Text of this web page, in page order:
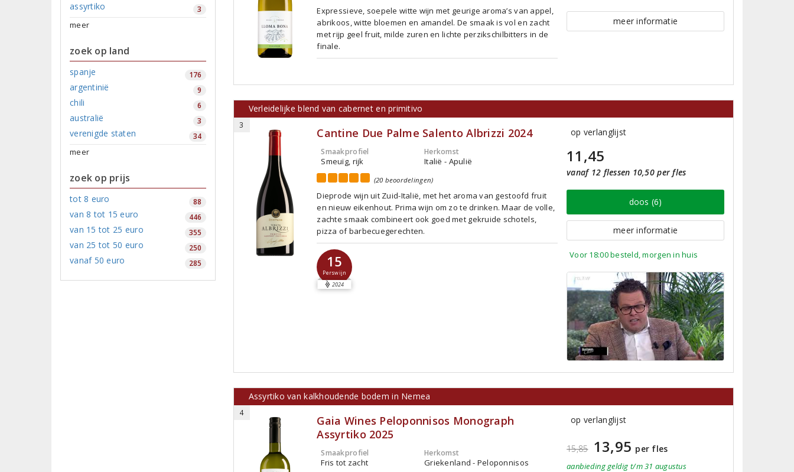
assyrtiko 3
meer
zoek op land
spanje 176
argentinië 9
chili 6
australië 3
verenigde staten 34
meer
zoek op prijs
tot 8 euro 88
van 8 tot 15 euro 446
van 15 tot 25 euro 355
van 25 tot 50 euro 250
vanaf 50 euro 285
Expressieve, soepele witte wijn met geurige aroma’s van appel,
abrikoos, witte bloemen en amandel. De smaak is vol en zacht
met rijp geel fruit, milde zuren en lichte perzikschilbitters in de
finale.
meer informatie
Verleidelijke blend van cabernet en primitivo
3
Cantine Due Palme Salento Albrizzi 2024
Smaakprofiel
Smeuïg, rijk
Herkomst
Italië - Apulië
(20 beoordelingen)
Dieprode wijn uit Zuid-Italië, met het aroma van gestoofd fruit
en nieuw eikenhout. Prima wijn om zo te drinken. Maar de volle,
zachte smaak combineert ook goed met gekruide schotels,
pizza of barbecuegerechten.
15
Perswijn
2024
op verlanglijst
11,45
vanaf 12 flessen 10,50 per fles
doos (6)
meer informatie
Voor 18:00 besteld, morgen in huis
Assyrtiko van kalkhoudende bodem in Nemea
4
Gaia Wines Peloponnisos Monograph
Assyrtiko 2025
Smaakprofiel
Fris tot zacht
Herkomst
Griekenland - Peloponnisos
op verlanglijst
15,85 13,95 per fles
aanbiedinggeldig t/m 31 augustus